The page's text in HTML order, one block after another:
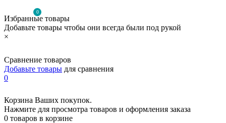
0
Избранные товары
Добавьте товары чтобы они всегда были под рукой
×
Сравнение товаров
Добавьте товары для сравнения
0
Корзина Ваших покупок.
Нажмите для просмотра товаров и оформления заказа
0 товаров в корзине